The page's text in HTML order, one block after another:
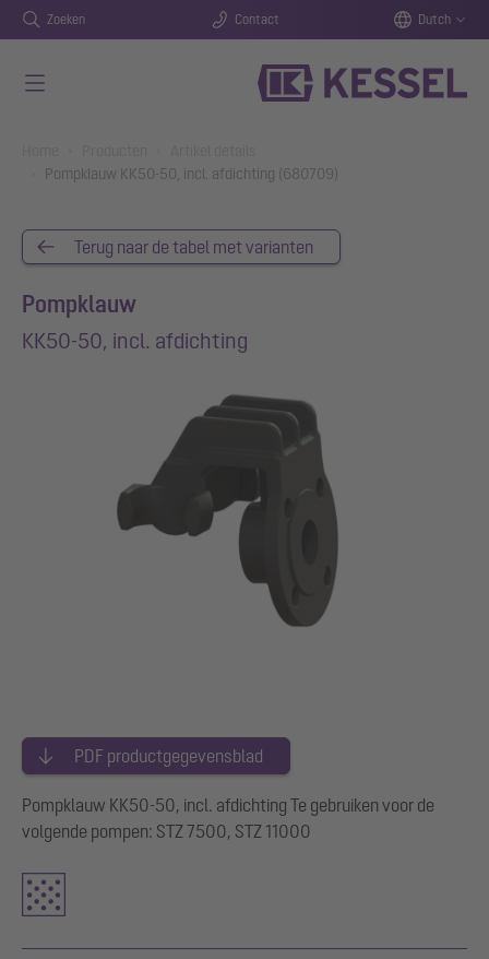
Zoeken Contact Dutch
Pompklauw KK50-50, incl. afdichting (680709)
Terug naar de tabel met varianten
Pompklauw
KK50-50, incl. afdichting
PDF productgegevensblad
Pompklauw KK50-50, incl. afdichting Te gebruiken voor de
volgende pompen: STZ 7500, STZ 11000